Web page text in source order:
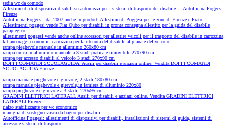
sedia wc da comodo
Allestimenti di dispositivi disabili su automezzi per i sistemi di trasporto del disabile ::: Autofficina Poggesi -
Firenze
Autofficina Poggesi: dal 2007 anche in:prodotti Allestimenti Poggesi per le zone di Firenze e Prato
Allestimenti poggesi vende Fiat Qubo per disabili in pronta consegna allestito per la guida del disabile
paraplegico
allestimenti poggesi vende anche online accessori per allestire veicoli per il trasporto del disabile in carrozzina
kit ancoraggi economici carrozzina per la ritenuta del disabile al pianale del veicolo
rampa pieghevole manuale in alluminio 260x80 cm
rampa unica in alluminio manuale a 3 stadi pratica e rimovibile 270x90 cm
rampa per accesso disabili al veicolo 3 stadi 270x90 cm
DOPPI COMANDI SCUOLAGUIDA. Ausili per disabili e anziani online. Vendita DOPPI COMANDI
SCUOLAGUIDA Firenze.
rampa manuale pieghevole e girevole, 2 stadi 180x80 cm
rampa manuale pieghevole e girevole,in lamiera di alluminio 220x80
rampa pieghevole e girevole a 3 stadi, 270x95 cm
GRADINI ELETTRICI LATERALI. Ausili per disabili e anziani online. Vendita GRADINI ELETTRICI
LATERALI Firenze
rialzo stabilizzante per wc economico
maniglia di sostegno vasca da bagno per disabili
Autofficina Poggesi: allestimenti di dispositivi per disabili, installazioni di sistemi di guida, sistemi di
accesso e sistemi di trasporto